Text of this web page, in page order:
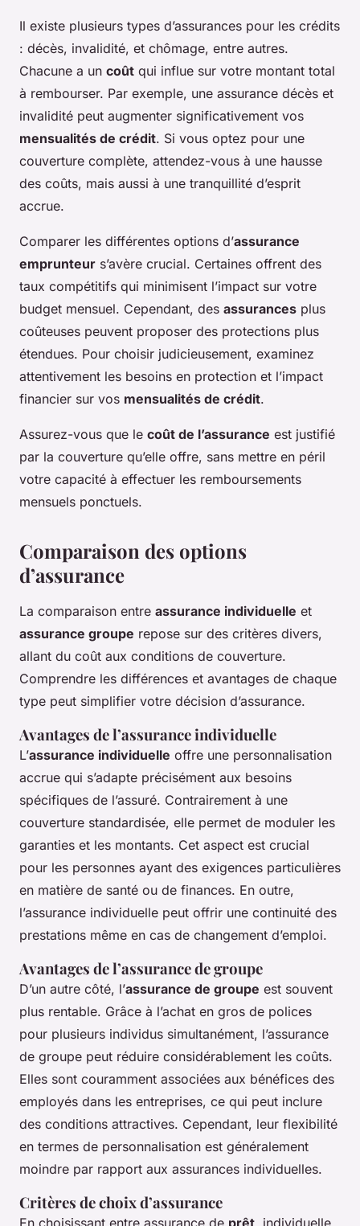
Il existe plusieurs types d’assurances pour les crédits
: décès, invalidité, et chômage, entre autres.
Chacune a un coût qui influe sur votre montant total
à rembourser. Par exemple, une assurance décès et
invalidité peut augmenter significativement vos
mensualités de crédit. Si vous optez pour une
couverture complète, attendez-vous à une hausse
des coûts, mais aussi à une tranquillité d’esprit
accrue.
Comparer les différentes options d’assurance
emprunteur s’avère crucial. Certaines offrent des
taux compétitifs qui minimisent l’impact sur votre
budget mensuel. Cependant, des assurances plus
coûteuses peuvent proposer des protections plus
étendues. Pour choisir judicieusement, examinez
attentivement les besoins en protection et l’impact
financier sur vos mensualités de crédit.
Assurez-vous que le coût de l’assurance est justifié
par la couverture qu’elle offre, sans mettre en péril
votre capacité à effectuer les remboursements
mensuels ponctuels.
Comparaison des options
d’assurance
La comparaison entre assurance individuelle et
assurance groupe repose sur des critères divers,
allant du coût aux conditions de couverture.
Comprendre les différences et avantages de chaque
type peut simplifier votre décision d’assurance.
Avantages de l’assurance individuelle
L’assurance individuelle offre une personnalisation
accrue qui s’adapte précisément aux besoins
spécifiques de l’assuré. Contrairement à une
couverture standardisée, elle permet de moduler les
garanties et les montants. Cet aspect est crucial
pour les personnes ayant des exigences particulières
en matière de santé ou de finances. En outre,
l’assurance individuelle peut offrir une continuité des
prestations même en cas de changement d’emploi.
Avantages de l’assurance de groupe
D’un autre côté, l’assurance de groupe est souvent
plus rentable. Grâce à l’achat en gros de polices
pour plusieurs individus simultanément, l’assurance
de groupe peut réduire considérablement les coûts.
Elles sont couramment associées aux bénéfices des
employés dans les entreprises, ce qui peut inclure
des conditions attractives. Cependant, leur flexibilité
en termes de personnalisation est généralement
moindre par rapport aux assurances individuelles.
Critères de choix d’assurance